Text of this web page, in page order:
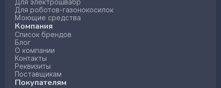
Для электрошвабр
Для роботов-газонокосилок
Моющие средства
Компания
Список брендов
Блог
О компании
Контакты
Реквизиты
Поставщикам
Покупателям